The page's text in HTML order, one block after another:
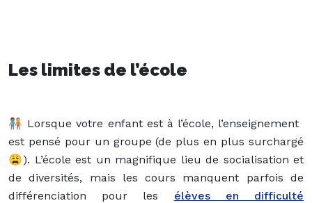
Les limites de l’école
🧑🏽‍🤝‍🧑🏼 Lorsque votre enfant est à l’école, l’enseignement
est pensé pour un groupe (de plus en plus surchargé
😩). L’école est un magnifique lieu de socialisation et
de diversités, mais les cours manquent parfois de
différenciation pour les élèves en difficulté